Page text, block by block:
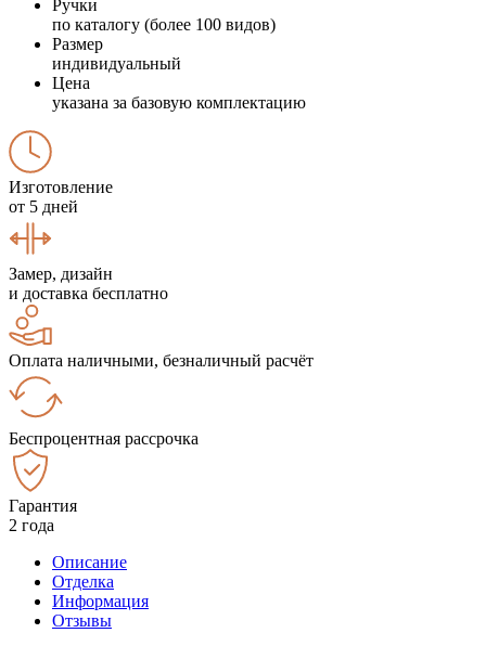
Ручки
по каталогу (более 100 видов)
Размер
индивидуальный
Цена
указана за базовую комплектацию
Изготовление
от 5 дней
Замер, дизайн
и доставка бесплатно
Оплата наличными, безналичный расчёт
Беспроцентная рассрочка
Гарантия
2 года
Описание
Отделка
Информация
Отзывы